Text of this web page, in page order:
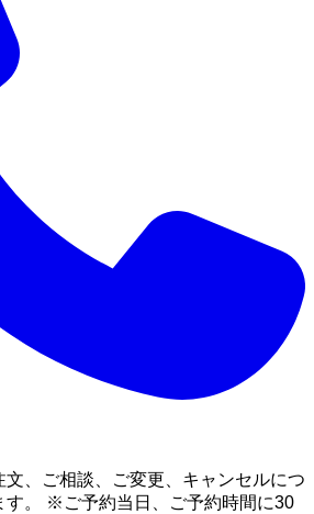
、ご相談、ご変更、キャンセルにつ
す。 ※ご予約当日、ご予約時間に30